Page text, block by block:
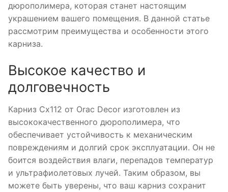
дюрополимера, которая станет настоящим
украшением вашего помещения. В данной статье
рассмотрим преимущества и особенности этого
карниза.
Высокое качество и
долговечность
Карниз Cx112 от Orac Decor изготовлен из
высококачественного дюрополимера, что
обеспечивает устойчивость к механическим
повреждениям и долгий срок эксплуатации. Он не
боится воздействия влаги, перепадов температур
и ультрафиолетовых лучей. Таким образом, вы
можете быть уверены, что ваш карниз сохранит